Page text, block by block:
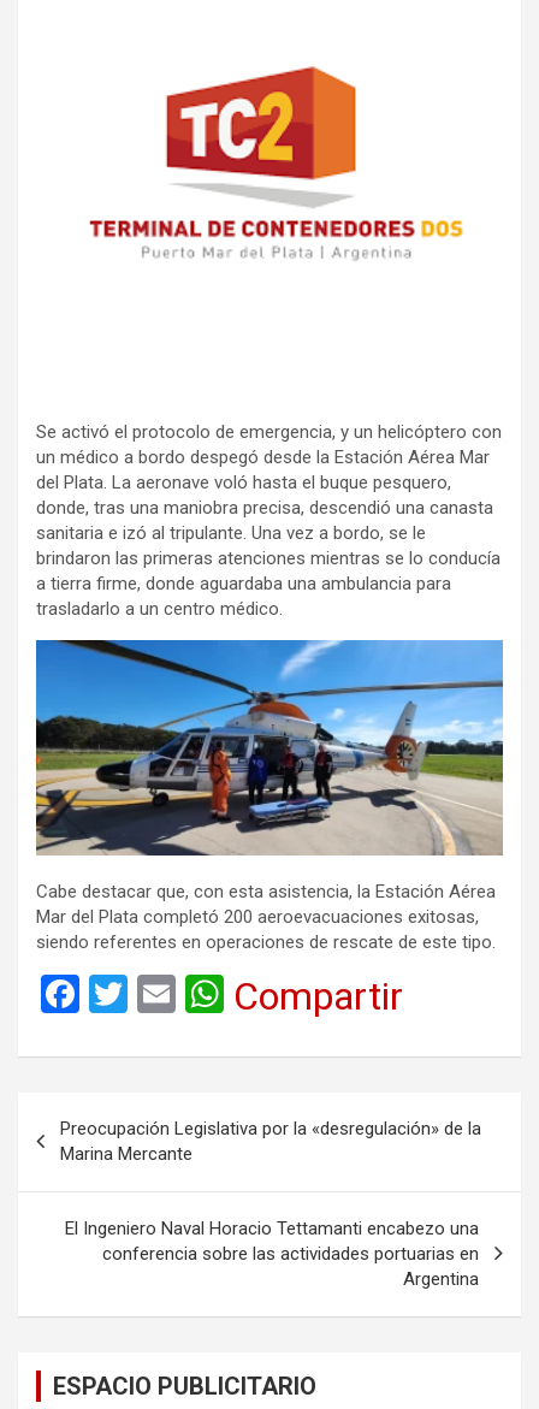
Se activó el protocolo de emergencia, y un helicóptero con
un médico a bordo despegó desde la Estación Aérea Mar
del Plata. La aeronave voló hasta el buque pesquero,
donde, tras una maniobra precisa, descendió una canasta
sanitaria e izó al tripulante. Una vez a bordo, se le
brindaron las primeras atenciones mientras se lo conducía
a tierra firme, donde aguardaba una ambulancia para
trasladarlo a un centro médico.
Cabe destacar que, con esta asistencia, la Estación Aérea
Mar del Plata completó 200 aeroevacuaciones exitosas,
siendo referentes en operaciones de rescate de este tipo.
F
ce
o
o
k
T
tt
er
E
ail
W
at
s
A
p
p
Compartir
de
entradas
Preocupación Legislativa por la «desregulación» de la
Marina Mercante
El Ingeniero Naval Horacio Tettamanti encabezo una
conferencia sobre las actividades portuarias en
Argentina
ESPACIO PUBLICITARIO